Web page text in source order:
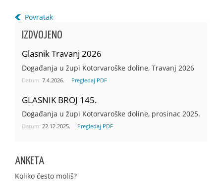
Povratak
IZDVOJENO
Glasnik Travanj 2026
Događanja u župi Kotorvaroške doline, Travanj 2026
Datum: 7.4.2026. Pregledaj PDF
GLASNIK BROJ 145.
Događanja u župi Kotorvaroške doline, prosinac 2025.
Datum: 22.12.2025. Pregledaj PDF
ANKETA
Koliko često moliš?